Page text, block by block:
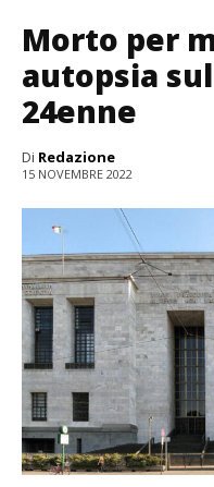
Morto per
autopsia
24enne
Di Redazione
15 NOVEMBRE 2022